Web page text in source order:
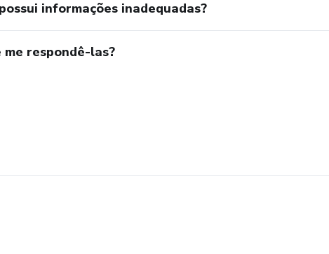
informações inadequadas?
respondê-las?